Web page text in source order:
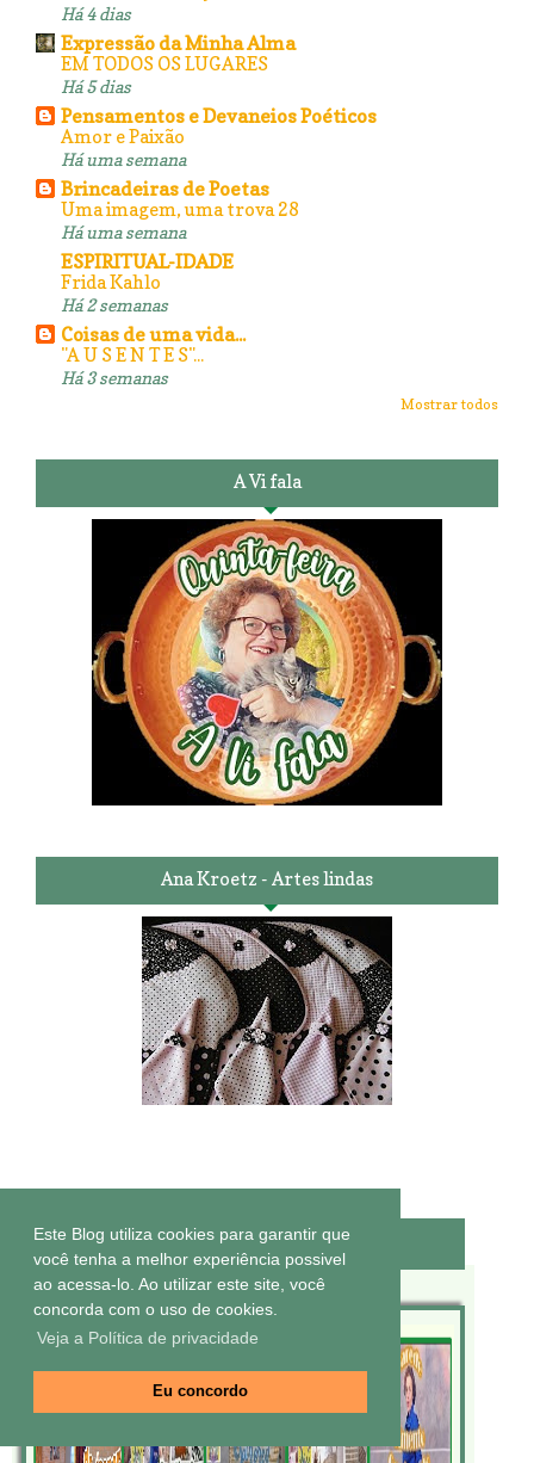
Este Blog utiliza cookies para garantir que
você tenha a melhor experiência possivel
ao acessa-lo. Ao utilizar este site, você
concorda com o uso de cookies.
Veja a Política de privacidade
Eu concordo
Há 4 dias
Expressão da Minha Alma
EM TODOS OS LUGARES
Há 5 dias
Pensamentos e Devaneios Poéticos
Amor e Paixão
Há uma semana
Brincadeiras de Poetas
Uma imagem, uma trova 28
Há uma semana
ESPIRITUAL-IDADE
Frida Kahlo
Há 2 semanas
Coisas de uma vida...
"A U S E N T E S"...
Há 3 semanas
Mostrar todos
A Vi fala
Ana Kroetz - Artes lindas
Canal no Youtube